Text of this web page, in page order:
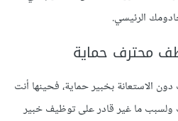
الرئيسي.
محترف حماية
الاستعانة بخبير حماية، فحينها أنت
ولسبب ما غير قادر على توظيف خبير